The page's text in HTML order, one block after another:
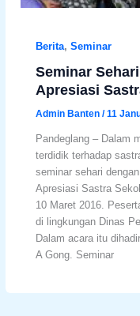
Berita,Seminar
Seminar
Apresiasi
Admin Banten/11
Pandeglang – Dalam
terdidik terhadap
seminar sehari
Apresiasi Sastra
10 Maret 2016.
di lingkungan Dinas
Dalam acara itu
A Gong. Seminar